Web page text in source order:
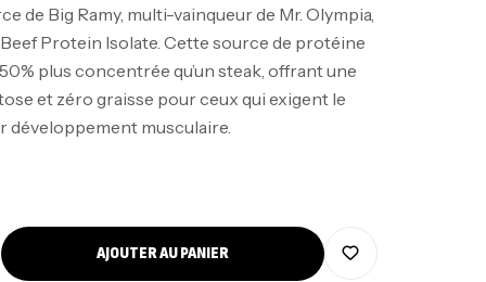
de Big Ramy, multi-vainqueur de Mr. Olympia,
Beef Protein Isolate. Cette source de protéine
plus concentrée qu’un steak, offrant une
et zéro graisse pour ceux qui exigent le
développement musculaire.
AJOUTER AU PANIER